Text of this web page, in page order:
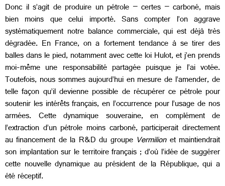
Donc il s’agit de produire un pétrole – certes – carboné, mais
bien moins que celui importé. Sans compter l’on aggrave
systématiquement notre balance commerciale, qui est déjà très
dégradée. En France, on a fortement tendance à se tirer des
balles dans le pied, notamment avec cette loi Hulot, et j’en prends
moi-même une responsabilité partagée puisque je l’ai votée.
Toutefois, nous sommes aujourd’hui en mesure de l’amender, de
telle façon qu’il devienne possible de récupérer ce pétrole pour
soutenir les intérêts français, en l’occurrence pour l’usage de nos
armées. Cette dynamique souveraine, en complément de
l’extraction d’un pétrole moins carboné, participerait directement
au financement de la R&D du groupe Vermilionet maintiendrait
son implantation sur le territoire français ; d’où l’idée de suggérer
cette nouvelle dynamique au président de la République, qui a
été réceptif.